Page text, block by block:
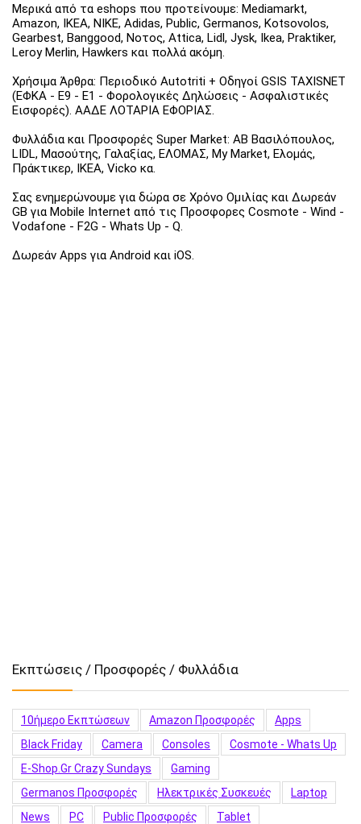
Μερικά από τα eshops που προτείνουμε: Mediamarkt,
Amazon, IKEA, NIKE, Adidas, Public, Germanos, Kotsovolos,
Gearbest, Banggood, Νοτος, Attica, Lidl, Jysk, Ikea, Praktiker,
Leroy Merlin, Hawkers και πολλά ακόμη.
Χρήσιμα Άρθρα: Περιοδικό Autotriti + Οδηγοί GSIS TAXISNET
(ΕΦΚΑ - Ε9 - Ε1 - Φορολογικές Δηλώσεις - Ασφαλιστικές
Εισφορές). ΑΑΔΕ ΛΟΤΑΡΙΑ ΕΦΟΡΙΑΣ.
Φυλλάδια και Προσφορές Super Market: ΑΒ Βασιλόπουλος,
LIDL, Μασούτης, Γαλαξίας, ΕΛΟΜΑΣ, My Market, Ελομάς,
Πράκτικερ, ΙΚΕΑ, Vicko κα.
Σας ενημερώνουμε για δώρα σε Χρόνο Ομιλίας και Δωρεάν
GB για Mobile Internet από τις Προσφορες Cosmote - Wind -
Vodafone - F2G - Whats Up - Q.
Δωρεάν Apps για Android και iOS.
Εκπτώσεις / Προσφορές / Φυλλάδια
10ήμερο Εκπτώσεων Amazon Προσφορές
Apps
Black Friday
Camera Consoles
Cosmote - Whats Up
E-Shop.gr Crazy Sundays
Gaming
Germanos Προσφορές
Hλεκτρικές Συσκευές
Laptop
News
PC Public Προσφορές
Tablet